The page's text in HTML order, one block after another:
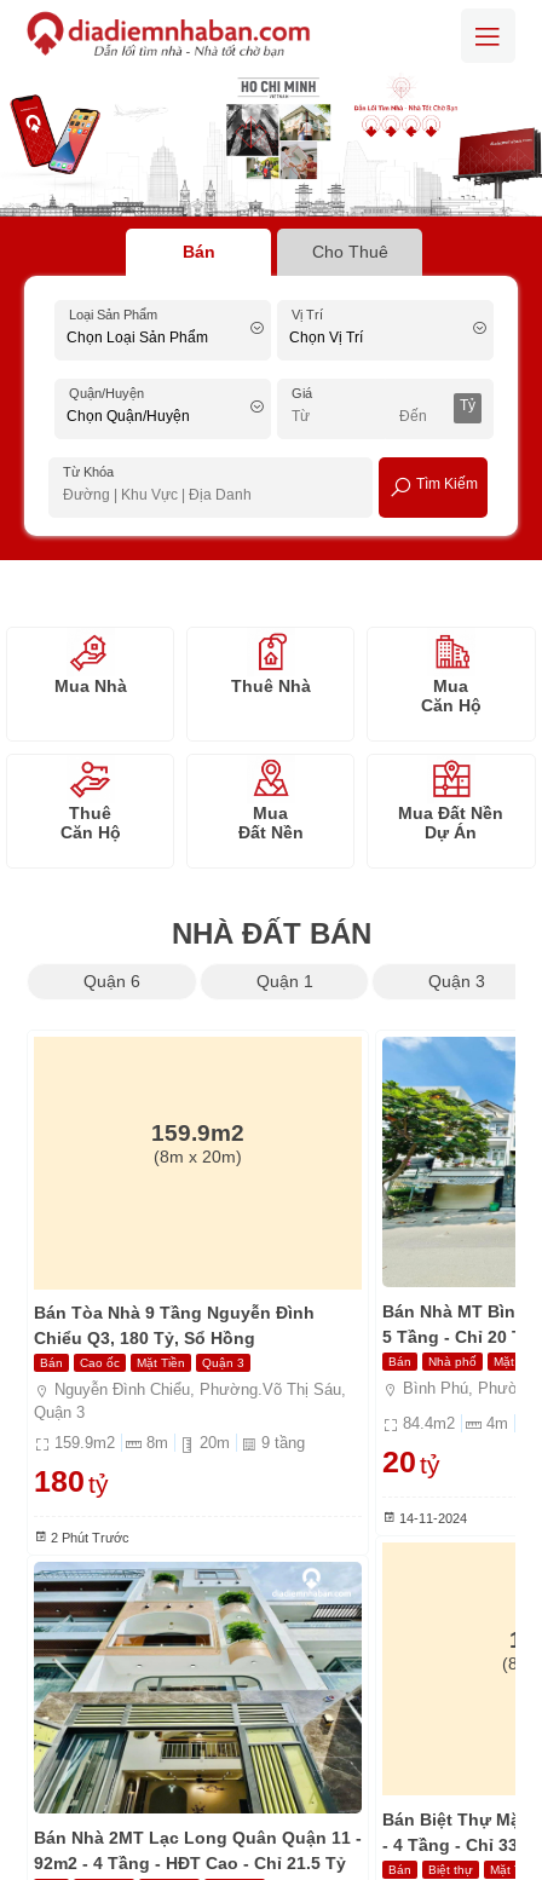
Bán Cho Thuê
Loại Sản Phẩm Vị Trí
Quận/Huyện Giá
Tỷ
Từ Khóa
Tìm Kiếm
Mua Nhà Thuê Nhà
Mua
Căn Hộ
Thuê
Căn Hộ
Mua
Đất Nền
Mua Đất Nền
Dự Án
NHÀ ĐẤT BÁN
Quận 6 Quận 1 Quận 3
159.9m2
(8m x 20m)
Bán Tòa Nhà 9 Tầng Nguyễn Đình
Chiểu Q3, 180 Tỷ, Sổ Hồng
Bán Cao ốc Mặt Tiền Quận 3
Nguyễn Đình Chiểu, Phường.Võ Thị Sáu,
Quận 3
159.9m2 8m 20m 9 tầng
180tỷ
2 Phút Trước
Bán Nhà 2MT Lạc Long Quân Quận 11 -
92m2 - 4 Tầng - HĐT Cao - Chỉ 21.5 Tỷ
Bán Nhà MT Bình
5 Tầng - Chỉ 20 Tỷ
Bán Nhà phố Mặt Tiền
Bình Phú,
84.4m2 4m
20tỷ
14-11-2024
(8m
Bán Biệt Thự Mặt
- 4 Tầng - Chỉ 33.5
Bán Biệt thự Mặt Tiền